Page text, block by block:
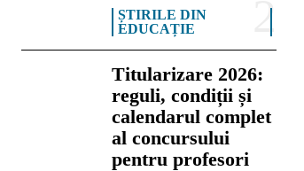
ȘTIRILE DIN
EDUCAȚIE
Titularizare 2026:
reguli, condiții și
calendarul complet
al concursului
pentru profesori